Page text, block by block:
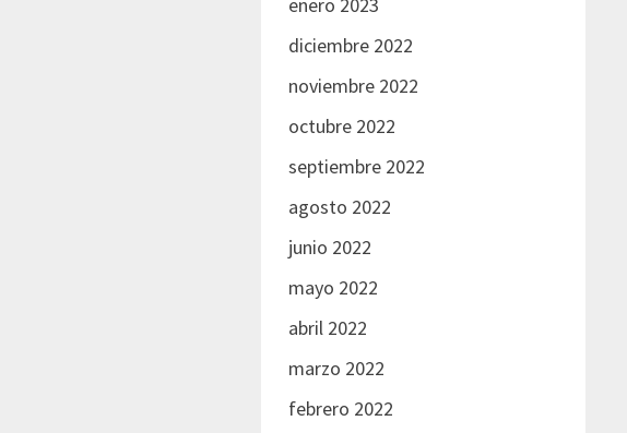
diciembre 2022
noviembre 2022
octubre 2022
septiembre 2022
agosto 2022
junio 2022
mayo 2022
abril 2022
marzo 2022
febrero 2022